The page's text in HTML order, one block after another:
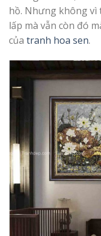
hồ. Nhưng không vì
lấp mà vẫn còn đó
của tranh hoa sen.